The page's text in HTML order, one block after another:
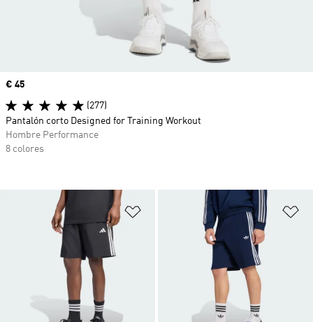
Añadir a la lista de deseos
Precio
€ 45
(277)
Pantalón corto Designed for Training Workout
Hombre Performance
8 colores